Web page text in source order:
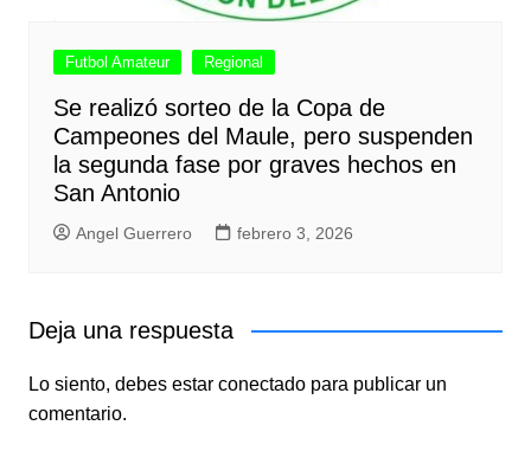
Futbol Amateur Regional
Se realizó sorteo de la Copa de
Campeones del Maule, pero suspenden
la segunda fase por graves hechos en
San Antonio
Angel Guerrero febrero 3, 2026
Deja una respuesta
Lo siento, debes estar conectadopara publicar un
comentario.